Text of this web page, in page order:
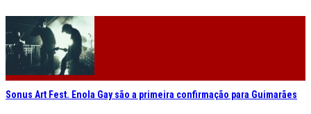
Sonus Art Fest. Enola Gay são a primeira confirmação para Guimarães